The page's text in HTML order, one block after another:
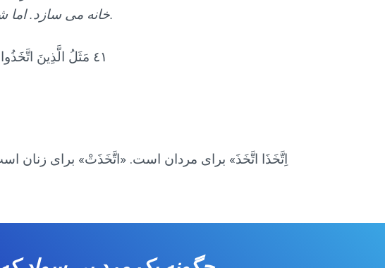
خانه می سازد. اما شکننده ترین خانه ها خانه عنکبوت است. اگر می دانستند.
٤١ مَثَلُ الَّذِينَ